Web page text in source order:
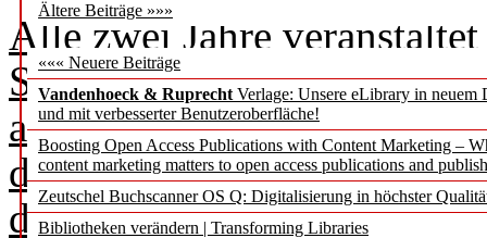
Ältere Beiträge »»»
««« Neuere Beiträge
Vandenhoeck & Ruprecht Verlage: Unsere eLibrary in neuem
und mit verbesserter Benutzeroberfläche!
Boosting Open Access Publications with Content Marketing –
content marketing matters to open access publications and
Zeutschel Buchscanner OS Q: Digitalisierung in höchster
Bibliotheken verändern | Transforming Libraries
Alle zwei Jahre
Spezial­biblio­theken
aktuellen Fragestellungen
den Tellerrand hinaus. Der
dem persönlichen